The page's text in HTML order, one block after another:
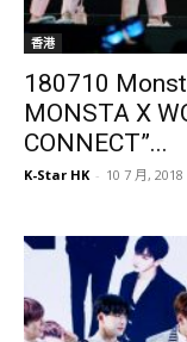
香港
180710
MONSTA X
CONNECT”...
K-Star HK - 10 7 月, 2018